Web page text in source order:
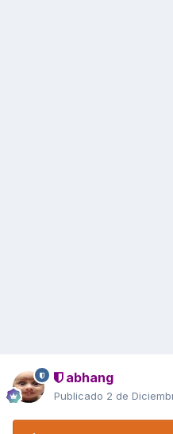
abhang
Publicado 2 de